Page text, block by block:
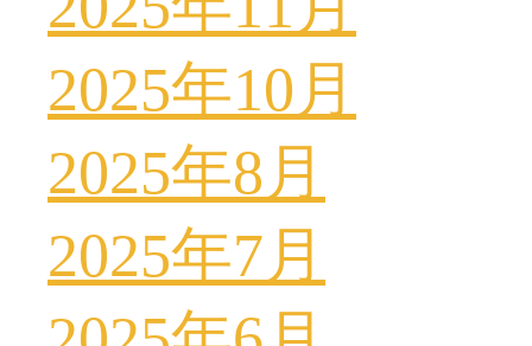
2025年10月
2025年8月
2025年7月